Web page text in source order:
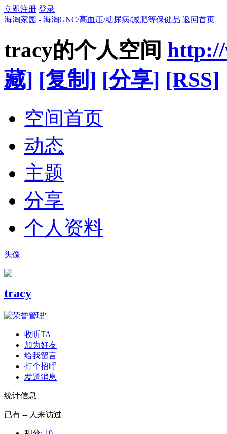
立即注册 登录
海淘家园 - 海淘GNC/高血压/糖尿病/减肥等保健品 返回首页
tracy的个人空间
藏] [复制] [分享] [RSS]
空间首页
动态
主题
分享
个人资料
头像
tracy
收听TA
加为好友
给我留言
打个招呼
发送消息
统计信息
已有 -- 人来访过